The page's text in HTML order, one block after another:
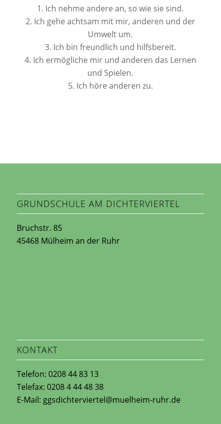
1. Ich nehme andere an, so wie sie sind.
2. Ich gehe achtsam mit mir, anderen und der
Umwelt um.
3. Ich bin freundlich und hilfsbereit.
4. Ich ermögliche mir und anderen das Lernen
und Spielen.
5. Ich höre anderen zu.
GRUNDSCHULE AM DICHTERVIERTEL
Bruchstr. 85
45468 Mülheim an der Ruhr
KONTAKT
Telefon: 0208 44 83 13
Telefax: 0208 4 44 48 38
E-Mail: ggsdichterviertel@muelheim-ruhr.de